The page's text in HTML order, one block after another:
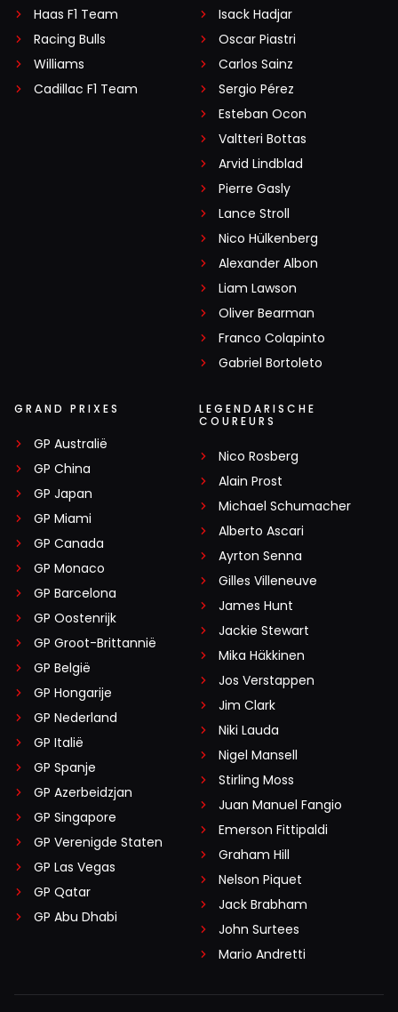
Haas F1 Team
Racing Bulls
Williams
Cadillac F1 Team
Isack Hadjar
Oscar Piastri
Carlos Sainz
Sergio Pérez
Esteban Ocon
Valtteri Bottas
Arvid Lindblad
Pierre Gasly
Lance Stroll
Nico Hülkenberg
Alexander Albon
Liam Lawson
Oliver Bearman
Franco Colapinto
Gabriel Bortoleto
GRAND PRIXES
GP Australië
GP China
GP Japan
GP Miami
GP Canada
GP Monaco
GP Barcelona
GP Oostenrijk
GP Groot-Brittannië
GP België
GP Hongarije
GP Nederland
GP Italië
GP Spanje
GP Azerbeidzjan
GP Singapore
GP Verenigde Staten
GP Las Vegas
GP Qatar
GP Abu Dhabi
LEGENDARISCHE
COUREURS
Nico Rosberg
Alain Prost
Michael Schumacher
Alberto Ascari
Ayrton Senna
Gilles Villeneuve
James Hunt
Jackie Stewart
Mika Häkkinen
Jos Verstappen
Jim Clark
Niki Lauda
Nigel Mansell
Stirling Moss
Juan Manuel Fangio
Emerson Fittipaldi
Graham Hill
Nelson Piquet
Jack Brabham
John Surtees
Mario Andretti